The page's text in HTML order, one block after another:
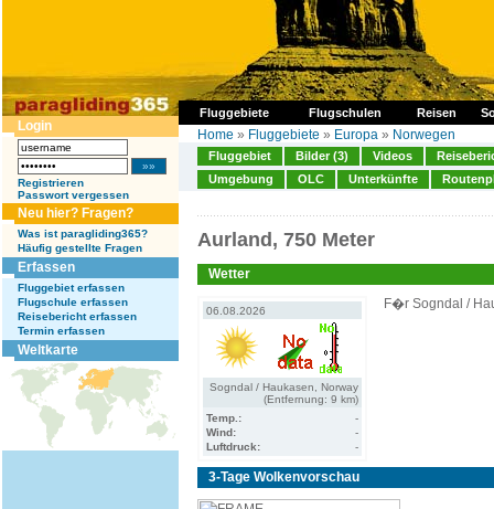
Fluggebiete Flugschulen Reisen
Login
Registrieren
Passwort vergessen
Neu hier? Fragen?
Was ist paragliding365?
Häufig gestellte Fragen
Erfassen
Fluggebiet erfassen
Flugschule erfassen
Reisebericht erfassen
Termin erfassen
Weltkarte
Home » Fluggebiete » Europa » Norwegen
Fluggebiet Bilder (3) Videos
Umgebung
OLC Unterkünfte
Aurland, 750 Meter
Wetter
06.08.2026
Sogndal / Haukasen, Norway
(Entfernung: 9 km)
Temp.:
-
Wind:
-
Luftdruck:
-
F�r Sogndal /
3-Tage Wolkenvorschau